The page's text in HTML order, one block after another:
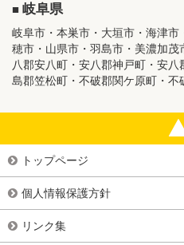
岐阜県
岐阜市・本巣市・大垣市・海津
穂市・山県市・羽島市・美濃加
八郡安八町・安八郡神戸町・安
島郡笠松町・不破郡関ケ原町・不
トップページ
個人情報保護方針
リンク集